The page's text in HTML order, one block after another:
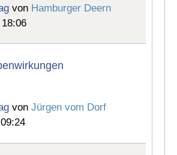
von Hamburger Deern
vonJürgen vom Dorf